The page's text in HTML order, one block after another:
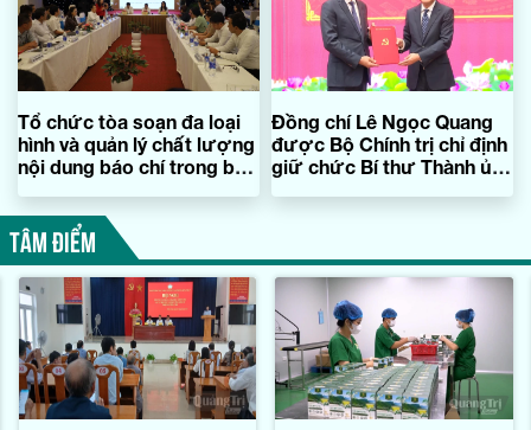
Tổ chức tòa soạn đa loại
hình và quản lý chất lượng
nội dung báo chí trong bối
Đồng chí Lê Ngọc Quang
được Bộ Chính trị chỉ định
giữ chức Bí thư Thành ủy
TÂM ĐIỂM